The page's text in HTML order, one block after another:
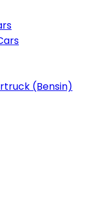
(Bensin)